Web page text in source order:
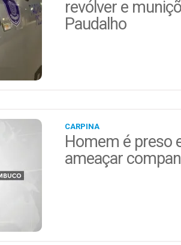
revólver e
Paudalho
CARPINA
Homem é preso
ameaçar